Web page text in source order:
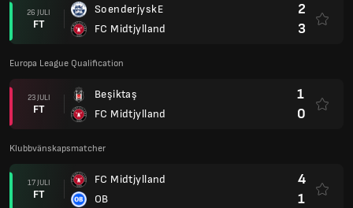
26 JULI
FT
SoenderjyskE
FC Midtjylland
2
3
Europa League Qualification
23 JULI
FT
Beşiktaş
FC Midtjylland
1
0
Klubbvänskapsmatcher
17 JULI
FT
FC Midtjylland
OB
4
1